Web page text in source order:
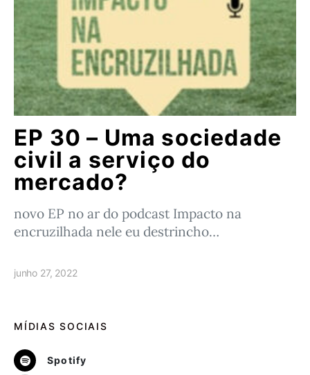
EP 30 – Uma sociedade
civil a serviço do
mercado?
novo EP no ar do podcast Impacto na
encruzilhada nele eu destrincho…
junho 27, 2022
MÍDIAS SOCIAIS
Spotify